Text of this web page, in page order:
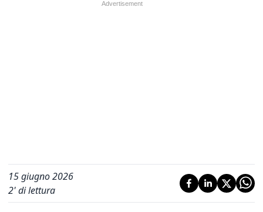
15 giugno 2026
2' di lettura